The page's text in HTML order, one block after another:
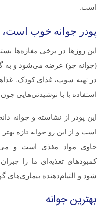
است.
پودر جوانه خوب است،
این روزها در برخی مغازه‌ها
(جوانه جو) عرضه می‌شود و به
در تهیه سوپ، غذای کودک،
استفاده یا با نوشیدنی‌هایی
این پودر از نشاسته و جوانه
است و از این رو جوانه تازه
حاوی مواد مغذی است و
کمبودهای تغذیه‌ای ما را
شود و التیام‌دهنده
بهترین جوانه